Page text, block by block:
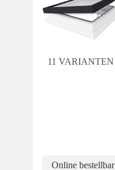
11 VARIANTEN
Online bestellbar